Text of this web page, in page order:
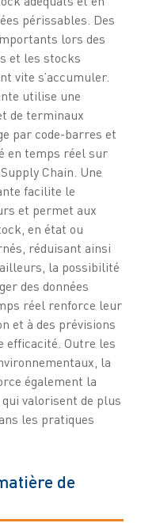
périssables. Des
lors des
et les stocks
vite s’accumuler.
utilise une
de terminaux
par code-barres et
en temps réel sur
Chain. Une
facilite le
et permet aux
en état ou
réduisant ainsi
la possibilité
des données
réel renforce leur
et à des prévisions
efficacité. Outre les
la
également la
valorisent de plus
les pratiques
de